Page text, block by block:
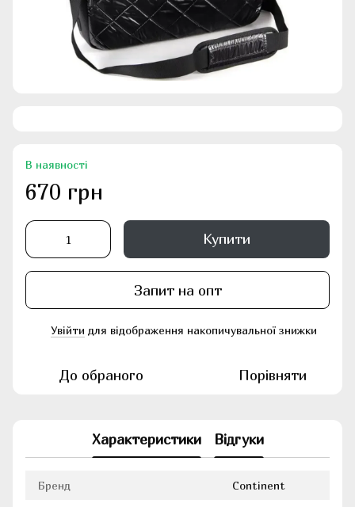
В наявності
670 грн
Купити
Запит на опт
Увійти для відображення накопичувальної знижки
До обраного Порівняти
Характеристики Відгуки
Бренд Continent